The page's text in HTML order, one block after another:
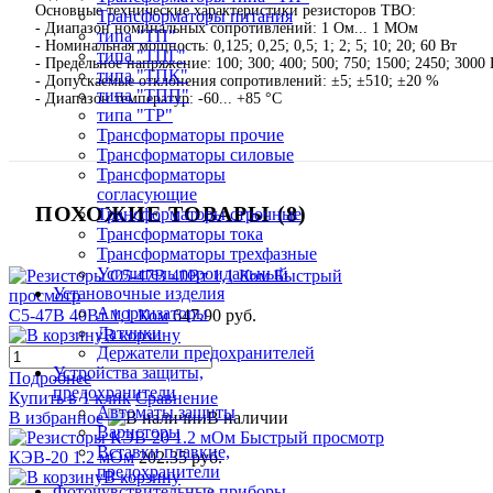
Трансформаторы питания
типа "ТП"
типа "ТПГ"
типа "ТПК"
типа "ТПП"
типа "ТР"
Трансформаторы прочие
Трансформаторы силовые
Трансформаторы
согласующие
Трансформаторы строчные
Трансформаторы тока
Трансформаторы трехфазные
Усилитель тороидальный
Установочные изделия
Амортизаторы
Датчики
Держатели предохранителей
Устройства защиты,
предохранители
Автоматы защиты
Варисторы
Вставки плавкие,
предохранители
Основные технические характеристики резисторов ТВО:
- Диапазон номинальных сопротивлений: 1 Ом... 1 МОм
- Номинальная мощность: 0,125; 0,25; 0,5; 1; 2; 5; 10; 20; 60 Вт
- Предельное напряжение: 100; 300; 400; 500; 750; 1500; 2450; 3000
- Допускаемые отклонения сопротивлений: ±5; ±510; ±20 %
- Диапазон температур: -60... +85 °С
ПОХОЖИЕ ТОВАРЫ (8)
Быстрый
просмотр
С5-47В 40Вт 1,1 Ком 647.90 руб.
В корзину
Подробнее
Купить в 1 клик Сравнение
В избранное
В наличии
Быстрый просмотр
КЭВ-20 1.2 мОм 202.35 руб.
В корзину